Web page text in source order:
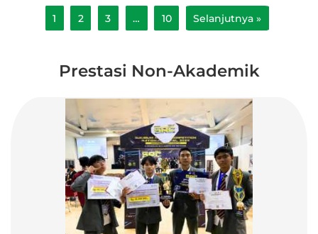
1 2 3 … 10 Selanjutnya »
Prestasi Non-Akademik